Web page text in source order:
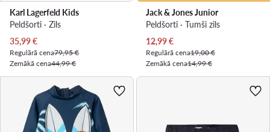
Karl Lagerfeld Kids
Peldšorti · Zils
Pašreizējā cena
35,99€
Regulārā cena79,95 €
Zemākā cena44,99 €
Jack & Jones Junior
Peldšorti · Tumši zils
Pašreizējā cena
12,99€
Regulārā cena19,00 €
Zemākā cena14,99 €